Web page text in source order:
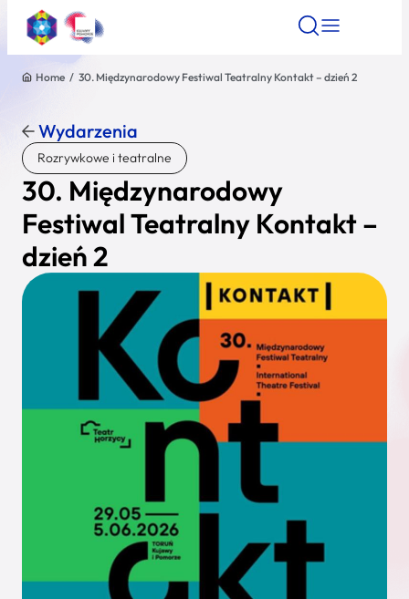
Znajdź atrakcję
Nazwa atrakcji
Miasto
Kategoria
Wyszukaj
Home / 30. Międzynarodowy Festiwal Teatralny Kontakt – dzień 2
Wydarzenia
Rozrywkowe i teatralne
30. Międzynarodowy
Festiwal Teatralny Kontakt –
dzień 2